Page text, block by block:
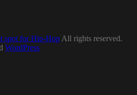
spot for Hip-Hop All rights reserved.
WordPress